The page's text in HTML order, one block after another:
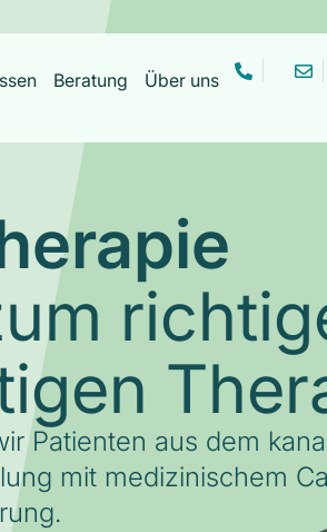
Beratung Über uns
Patienten aus dem
mit medizinischem